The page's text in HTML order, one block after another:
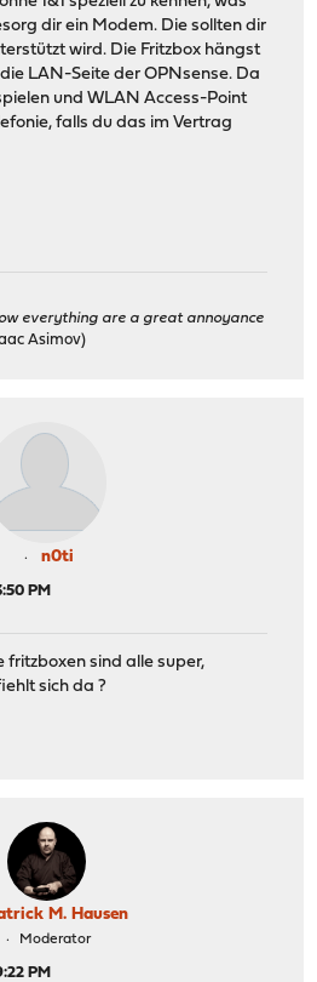
dir ein Modem. Die sollten dir
wird. Die Fritzbox hängst
LAN-Seite der OPNsense. Da
und WLAN Access-Point
falls du das im Vertrag
everything are a great annoyance
Asimov)
n0ti
PM
fritzboxen sind alle super,
sich da ?
M. Hausen
Moderator
PM